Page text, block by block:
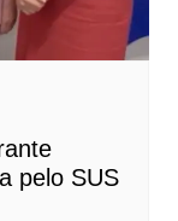
pelo SUS